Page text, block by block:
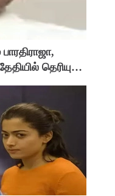
தெரியுமா